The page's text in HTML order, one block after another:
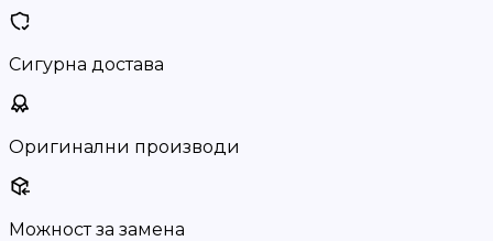
Сигурна достава
Оригинални производи
Можност за замена